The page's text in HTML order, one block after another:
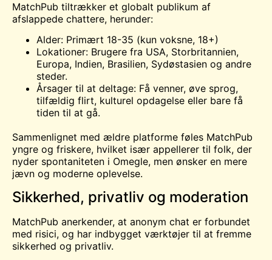
MatchPub tiltrækker et globalt publikum af
afslappede chattere, herunder:
Alder: Primært 18-35 (kun voksne, 18+)
Lokationer: Brugere fra USA, Storbritannien,
Europa, Indien, Brasilien, Sydøstasien og andre
steder.
Årsager til at deltage: Få venner, øve sprog,
tilfældig flirt, kulturel opdagelse eller bare få
tiden til at gå.
Sammenlignet med ældre platforme føles MatchPub
yngre og friskere, hvilket især appellerer til folk, der
nyder spontaniteten i Omegle, men ønsker en mere
jævn og moderne oplevelse.
Sikkerhed, privatliv og moderation
MatchPub anerkender, at anonym chat er forbundet
med risici, og har indbygget værktøjer til at fremme
sikkerhed og privatliv.